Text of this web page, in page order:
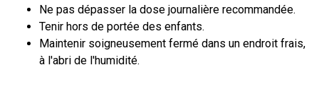
Ne pas dépasser la dose journalière recommandée.
Tenir hors de portée des enfants.
Maintenir soigneusement fermé dans un endroit frais,
à l'abri de l'humidité.